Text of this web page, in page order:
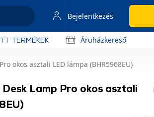
Bejelentkezés
TERMÉKEK Áruházkereső
okos asztali LED lámpa (BHR5968EU)
Lamp Pro okos asztali